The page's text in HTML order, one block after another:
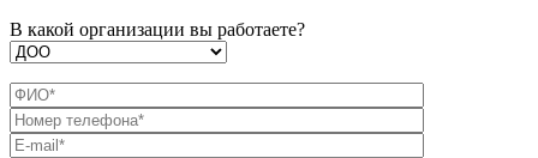
В какой организации вы работаете?